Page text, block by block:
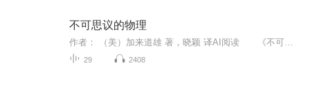
不可思议的物理
29 2408